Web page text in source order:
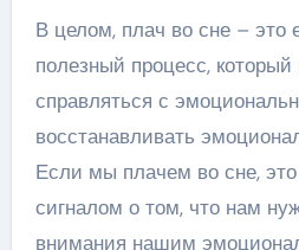
В целом, плач во сне – это
полезный процесс, который
справляться с
восстанавливать
Если мы плачем во сне,
сигналом о том, что нам
внимания нашим